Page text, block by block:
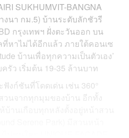
SUKHUMVIT-BANGNA
งนา กม.5) บ้านระดับลักชัวรี
กรุงเทพฯ ฝั่งตะวันออก บน
หาไม่ได้อีกแล้ว ภายใต้คอนเซ
บ้านเพื่อทุกความเป็นตัวเอง’
รัว เริ่มต้น 19-35 ล้านบาท
งก์ชันที่โดดเด่น เช่น 360°
วนจากทุกมุมของบ้าน อีกทั้ง